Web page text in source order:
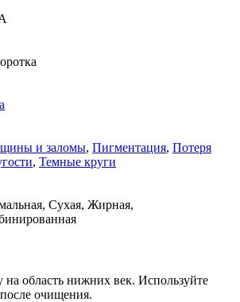
и заломы, Пигментация, Потеря
, Темные круги
Сухая, Жирная,
на область нижних век. Используйте
очищения.